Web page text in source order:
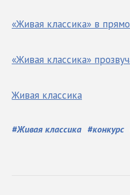
«Живая классика» в
«Живая классика»
Живая классика
#Живая классика #конкурс